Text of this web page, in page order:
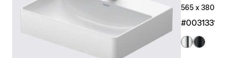
565 x 380 x